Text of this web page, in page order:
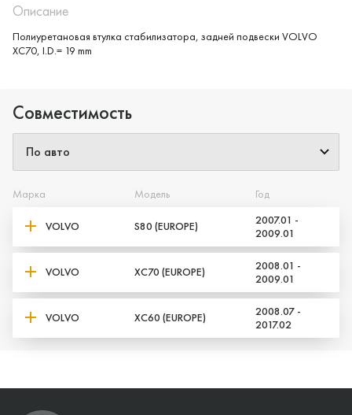
Да, верно
Описание
Полиуретановая втулка стабилизатора, задней подвески VOLVO
XC70, I.D.= 19 mm
Совместимость
Марка Модель Год
VOLVO S80 (EUROPE)
2007.01 -
2009.01
VOLVO XC70 (EUROPE)
2008.01 -
2009.01
VOLVO XC60 (EUROPE)
2008.07 -
2017.02